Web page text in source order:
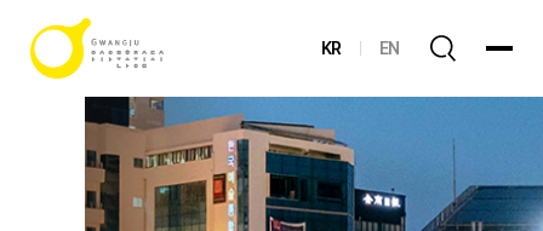
KR EN